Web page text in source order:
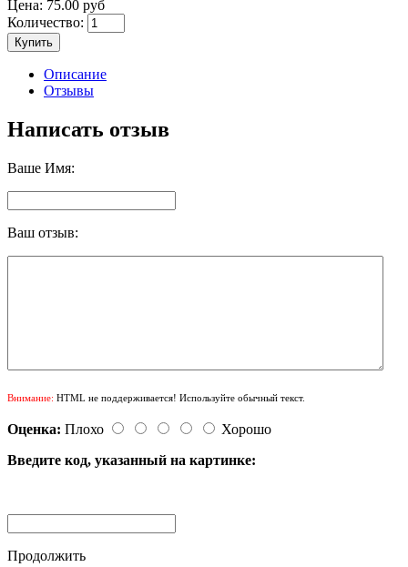
Цена: 75.00 руб
Количество:
Купить
Описание
Отзывы
Написать отзыв
Ваше Имя:
Ваш отзыв:
Внимание: HTML не поддерживается! Используйте обычный текст.
Оценка: Плохо
Хорошо
Введите код, указанный на картинке:
Продолжить